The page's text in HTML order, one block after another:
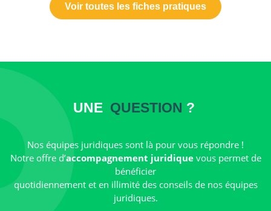
Voir toutes les fiches pratiques
UNE QUESTION ?
Nos équipes juridiques sont là pour vous répondre !
Notre offre d’accompagnement juridiquevous permet de
bénéficier
quotidiennement et en illimité des conseils de nos équipes
juridiques.